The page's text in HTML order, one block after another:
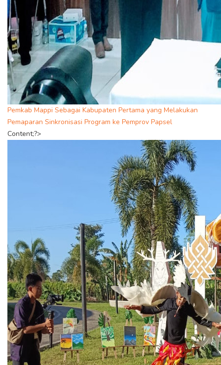
Pemkab Mappi Sebagai Kabupaten Pertama yang Melakukan
Pemaparan Sinkronisasi Program ke Pemprov Papsel
Content;?>